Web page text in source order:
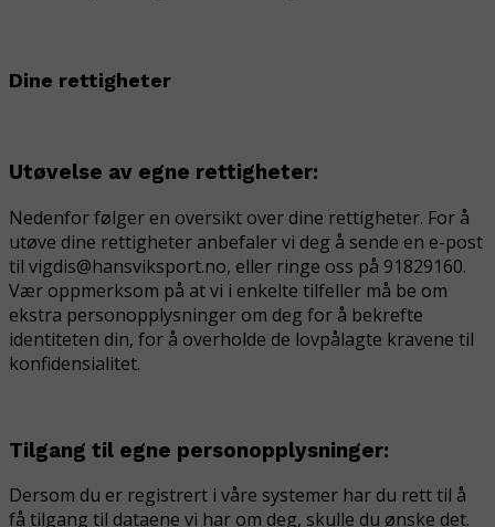
Dine rettigheter
Utøvelse av egne rettigheter:
Nedenfor følger en oversikt over dine rettigheter. For å
utøve dine rettigheter anbefaler vi deg å sende en e-post
til vigdis@hansviksport.no, eller ringe oss på 91829160.
Vær oppmerksom på at vi i enkelte tilfeller må be om
ekstra personopplysninger om deg for å bekrefte
identiteten din, for å overholde de lovpålagte kravene til
konfidensialitet.
Tilgang til egne personopplysninger:
Dersom du er registrert i våre systemer har du rett til å
få tilgang til dataene vi har om deg, skulle du ønske det.